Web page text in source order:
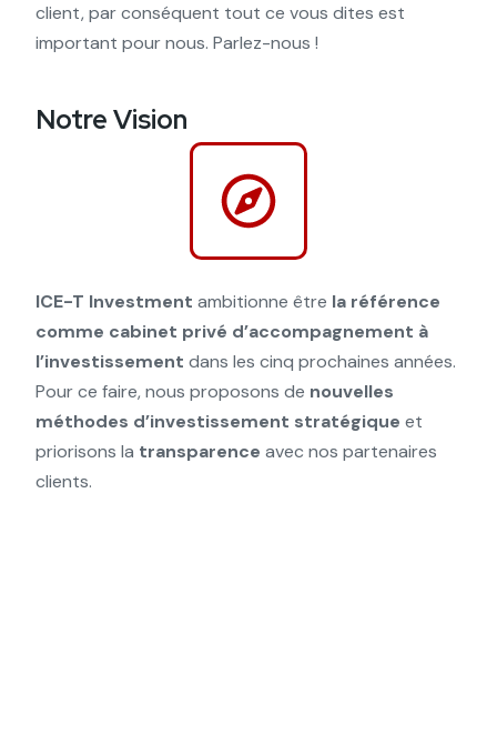
client, par conséquent tout ce vous dites est
important pour nous. Parlez-nous !
Notre Vision
ICE-T Investment ambitionne être la référence
comme cabinet privé d’accompagnement à
l’investissement dans les cinq prochaines années.
Pour ce faire, nous proposons de nouvelles
méthodes d’investissement stratégique et
priorisons la transparence avec nos partenaires
clients.